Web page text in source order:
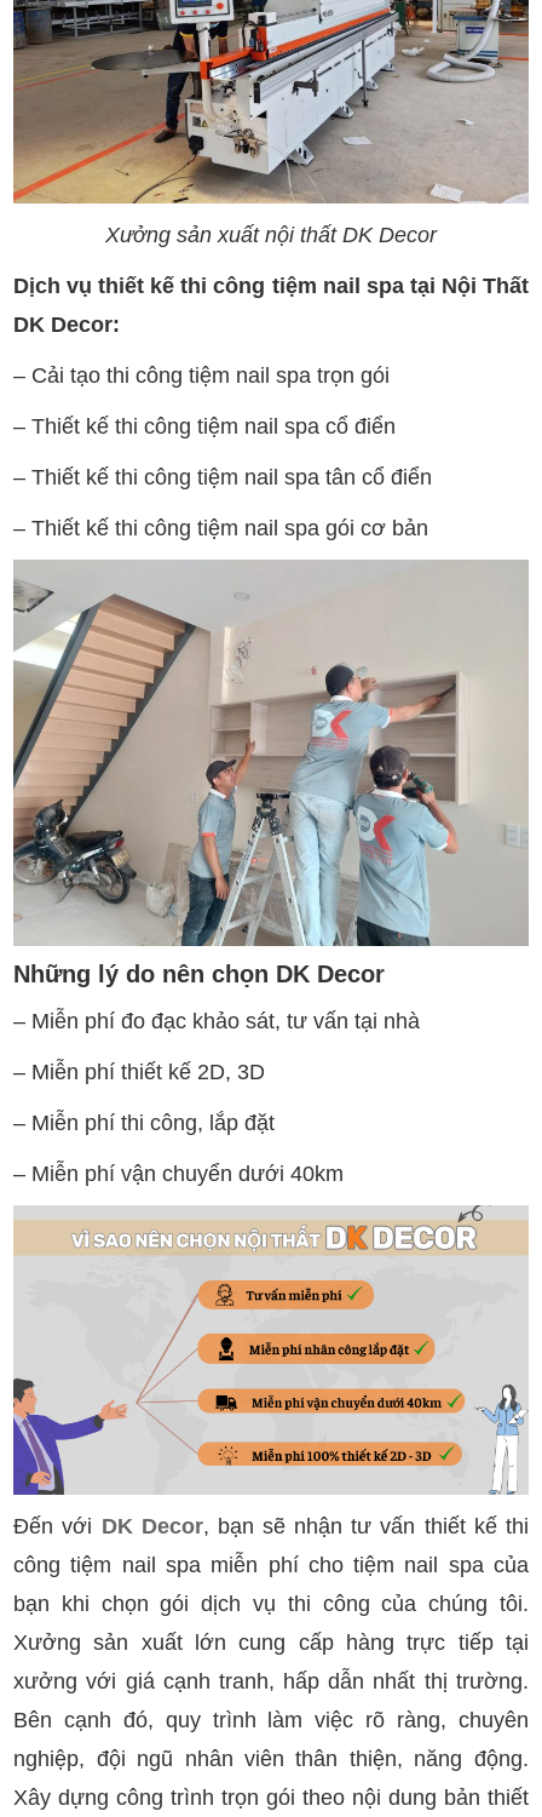
Xưởng sản xuất nội thất DK Decor
Dịch vụ thiết kế thi công tiệm nail spa tại Nội Thất
DK Decor:
– Cải tạo thi công tiệm nail spa trọn gói
– Thiết kế thi công tiệm nail spa cổ điển
– Thiết kế thi công tiệm nail spa tân cổ điển
– Thiết kế thi công tiệm nail spa gói cơ bản
Những lý do nên chọn DK Decor
– Miễn phí đo đạc khảo sát, tư vấn tại nhà
– Miễn phí thiết kế 2D, 3D
– Miễn phí thi công, lắp đặt
– Miễn phí vận chuyển dưới 40km
Đến với DK Decor, bạn sẽ nhận tư vấn thiết kế thi
công tiệm nail spa miễn phí cho tiệm nail spa của
bạn khi chọn gói dịch vụ thi công của chúng tôi.
Xưởng sản xuất lớn cung cấp hàng trực tiếp tại
xưởng với giá cạnh tranh, hấp dẫn nhất thị trường.
Bên cạnh đó, quy trình làm việc rõ ràng, chuyên
nghiệp, đội ngũ nhân viên thân thiện, năng động.
Xây dựng công trình trọn gói theo nội dung bản thiết